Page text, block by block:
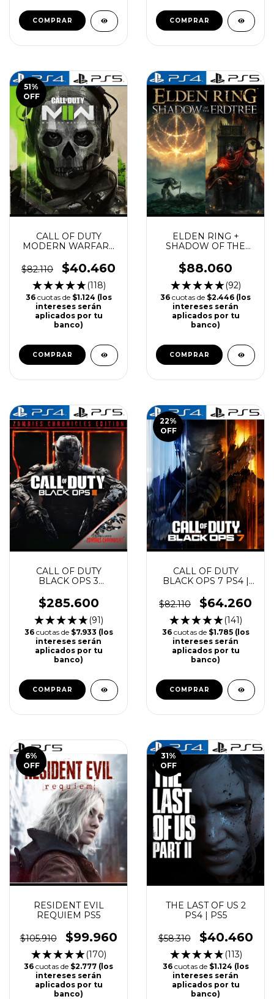
COMPRAR COMPRAR
51%
OFF
CALL OF DUTY
MODERN WARFARE
$82.110
$40.460
(118)
36 cuotas de $1.124 (los
intereses serán
aplicados por tu
banco)
COMPRAR
ELDEN RING +
SHADOW OF THE
$88.060
(92)
36 cuotas de $2.446 (los
intereses serán
aplicados por tu
banco)
COMPRAR
CALL OF DUTY
BLACK OPS 3
CHRONICLES
EDITION PS4 | PS5
$285.600
(91)
36 cuotas de $7.933 (los
intereses serán
aplicados por tu
banco)
COMPRAR
22%
OFF
CALL OF DUTY
BLACK OPS 7 PS4 |
$82.110
$64.260
(141)
36 cuotas de $1.785 (los
intereses serán
aplicados por tu
banco)
COMPRAR
6%
OFF
RESIDENT EVIL
REQUIEM PS5
$105.910 $99.960
(170)
36 cuotas de $2.777 (los
intereses serán
aplicados por tu
banco)
31%
OFF
THE LAST OF US 2
PS4 | PS5
$58.310 $40.460
(113)
36 cuotas de $1.124 (los
intereses serán
aplicados por tu
banco)